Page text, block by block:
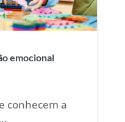
emocional
conhecem a